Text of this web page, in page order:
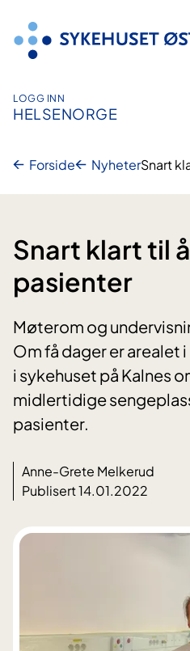
innhold
LOGG INN
HELSENORGE
Forside NyheterSnart
Snart klart til
pasienter
Møterom og
Om få dager er arealet
i sykehuset på Kalnes
midlertidige
pasienter.
Anne-Grete Melkerud
Publisert 14.01.2022